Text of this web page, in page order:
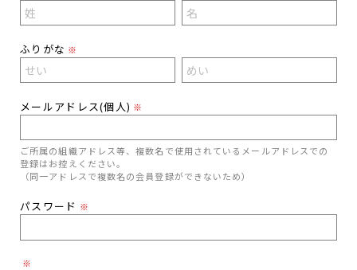
ふりがな ※
メールアドレス(個人) ※
ご所属の組織アドレス等、複数名で使用されているメールアドレスでの
登録はお控えください。
（同一アドレスで複数名の会員登録ができないため）
パスワード ※
※